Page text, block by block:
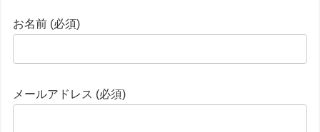
お名前 (必須)
メールアドレス (必須)